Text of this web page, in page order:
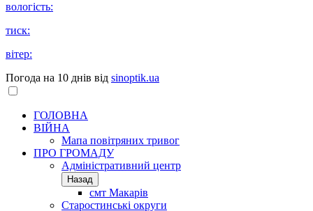
вологість:
тиск:
вітер:
Погода на 10 днів від sinoptik.ua
ГОЛОВНА
ВІЙНА
Мапа повітряних тривог
ПРО ГРОМАДУ
Aдміністративний центр
Назад
смт Макарів
Старостинські округи